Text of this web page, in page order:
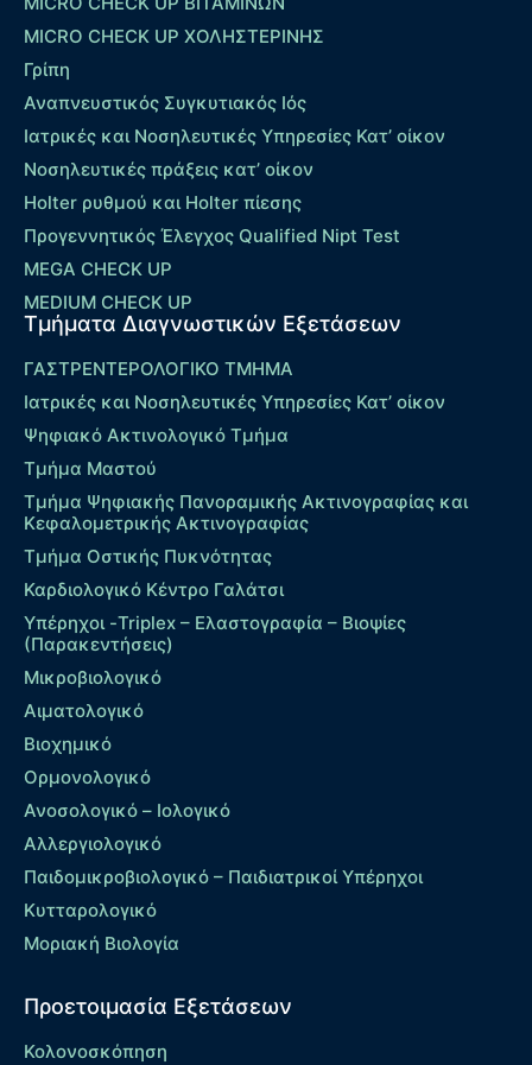
MICRO CHECK UP ΧΟΛΗΣΤΕΡΙΝΗΣ
Γρίπη
Αναπνευστικός Συγκυτιακός Ιός
Ιατρικές και Νοσηλευτικές Υπηρεσίες Κατ’ οίκον
Νοσηλευτικές πράξεις κατ’ οίκον
Holter ρυθμού και Holter πίεσης
Προγεννητικός Έλεγχος Qualified Nipt Test
MEGA CHECK UP
MEDIUM CHECK UP
Τμήματα Διαγνωστικών Εξετάσεων
ΓΑΣΤΡΕΝΤΕΡΟΛΟΓΙΚΟ ΤΜΗΜΑ
Ιατρικές και Νοσηλευτικές Υπηρεσίες Κατ’ οίκον
Ψηφιακό Ακτινολογικό Τμήμα
Τμήμα Μαστού
Τμήμα Ψηφιακής Πανοραμικής Ακτινογραφίας και
Κεφαλομετρικής Ακτινογραφίας
Τμήμα Οστικής Πυκνότητας
Καρδιολογικό Κέντρο Γαλάτσι
Υπέρηχοι -Triplex – Eλαστογραφία – Βιοψίες
(Παρακεντήσεις)
Μικροβιολογικό
Αιματολογικό
Βιοχημικό
Ορμονολογικό
Ανοσολογικό – Ιολογικό
Αλλεργιολογικό
Παιδομικροβιολογικό – Παιδιατρικοί Υπέρηχοι
Κυτταρολογικό
Μοριακή Βιολογία
Προετοιμασία Εξετάσεων
Κολονοσκόπηση